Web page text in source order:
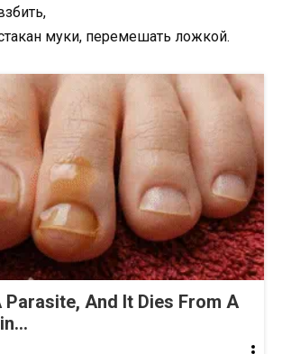
муки, перемешать ложкой.
Parasite, And It Dies From A